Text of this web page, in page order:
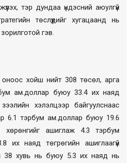
тэр дундаа үндэсний аюулгүй
төслүүдийг хугацаанд нь
гэв.
оноос хойш нийт 308 төсөл, арга
ам.доллар буюу 33.4 их наяд
хэлэлцээр байгуулснаас
6.1 тэрбум ам.доллар буюу 19.6
хөрөнгийг ашиглаж 4.3 тэрбум
их наяд төгрөгийн ашиглаагүй
38 хувь нь буюу 5.3 их наяд нь